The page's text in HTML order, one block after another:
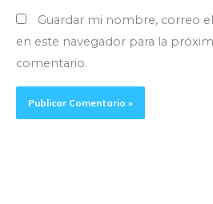
Guardar mi nombre, correo
en este navegador para la
comentario.